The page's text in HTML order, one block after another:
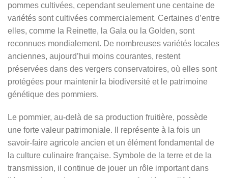
pommes cultivées, cependant seulement une centaine de
variétés sont cultivées commercialement. Certaines d’entre
elles, comme la Reinette, la Gala ou la Golden, sont
reconnues mondialement. De nombreuses variétés locales
anciennes, aujourd’hui moins courantes, restent
préservées dans des vergers conservatoires, où elles sont
protégées pour maintenir la biodiversité et le patrimoine
génétique des pommiers.
Le pommier, au-delà de sa production fruitière, possède
une forte valeur patrimoniale. Il représente à la fois un
savoir-faire agricole ancien et un élément fondamental de
la culture culinaire française. Symbole de la terre et de la
transmission, il continue de jouer un rôle important dans